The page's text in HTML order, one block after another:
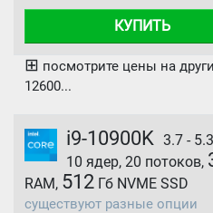
КУПИТЬ
⊞ посмотрите цены на
12600...
i9-10900K 3.7 -
10 ядер, 20 потоков,
RAM, 512 Гб NVME SSD
существуют разные опции